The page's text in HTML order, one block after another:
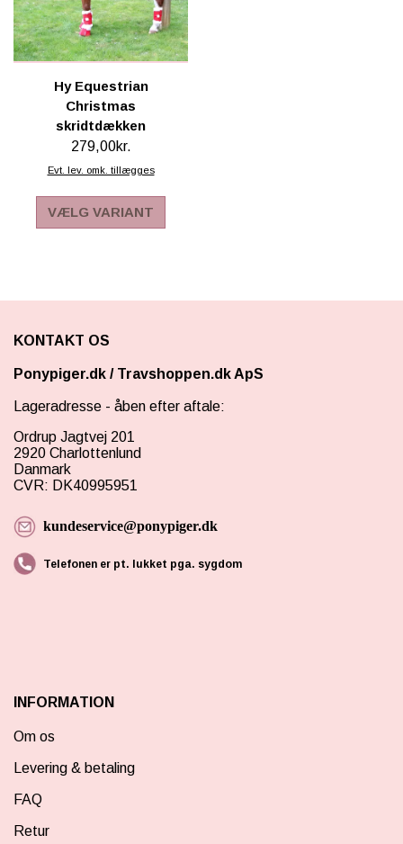
BABY
Hy Equestrian
Christmas
skridtdækken
279,00kr.
Evt. lev. omk. tillægges
VÆLG VARIANT
KONTAKT OS
Ponypiger.dk / Travshoppen.dk ApS
Lageradresse - åben efter aftale:
Ordrup Jagtvej 201
2920 Charlottenlund
Danmark
CVR: DK40995951
kundeservice@ponypiger.dk
Telefonen er pt. lukket pga. sygdom
INFORMATION
Om os
Levering & betaling
FAQ
Retur